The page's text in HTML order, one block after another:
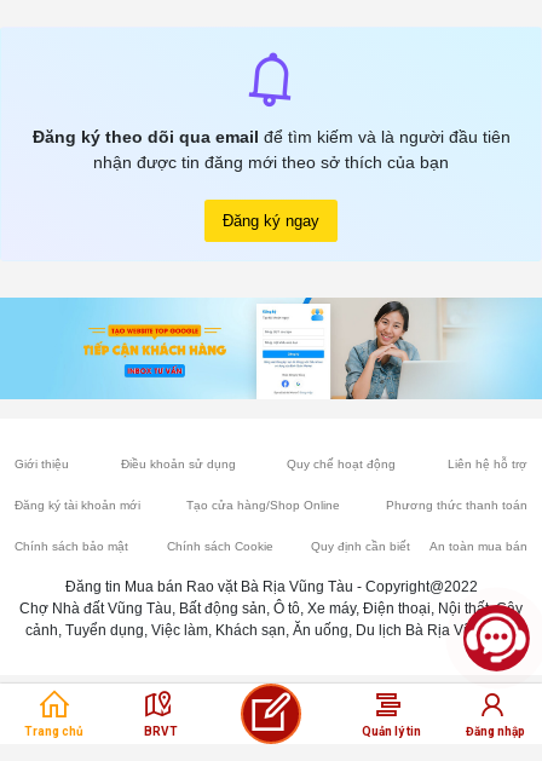
Đăng ký theo dõi qua email để tìm kiếm và là người đầu tiên
nhận được tin đăng mới theo sở thích của bạn
Đăng ký ngay
Trang chủ BRVT Quản lý tin Đăng nhập
Giới thiệu Điều khoản sử dụng Quy chế hoạt động Liên hệ hỗ trợ
Đăng ký tài khoản mới Tạo cửa hàng/Shop Online Phương thức thanh toán
Chính sách bảo mật Chính sách Cookie Quy định cần biết An toàn mua bán
Đăng tin Mua bán Rao vặt Bà Rịa Vũng Tàu - Copyright@2022
Chợ Nhà đất Vũng Tàu, Bất động sản, Ô tô, Xe máy, Điện thoại, Nội thất, Cây
cảnh, Tuyển dụng, Việc làm, Khách sạn, Ăn uống, Du lịch Bà Rịa Vũng Tàu